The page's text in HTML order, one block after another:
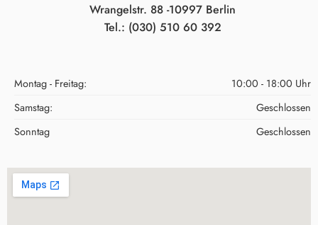
Wrangelstr. 88 -10997 Berlin
Tel.: (030) 510 60 392
Montag - Freitag:
10:00 - 18:00 Uhr
Samstag:
Geschlossen
Sonntag
Geschlossen